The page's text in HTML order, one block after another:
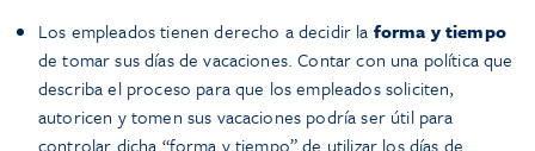
Los empleados tienen derecho a decidir la forma y tiempo
de tomar sus días de vacaciones. Contar con una política que
describa el proceso para que los empleados soliciten,
autoricen y tomen sus vacaciones podría ser útil para
controlar dicha “forma y tiempo” de utilizar los días de